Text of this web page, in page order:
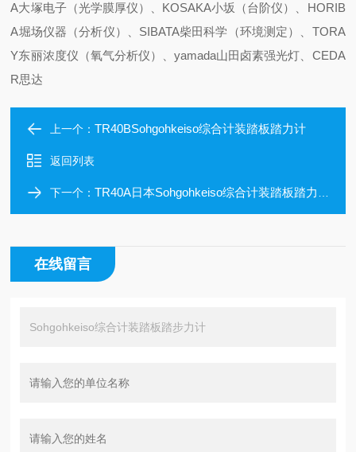
A大塚电子（光学膜厚仪）、KOSAKA小坂（台阶仪）、HORIB
A堀场仪器（分析仪）、SIBATA柴田科学（环境测定）、TORA
Y东丽浓度仪（氧气分析仪）、yamada山田卤素强光灯、CEDA
R思达
上一个：TR40BSohgohkeiso综合计装踏板踏力计
返回列表
下一个：TR40A日本Sohgohkeiso综合计装踏板踏力计
在线留言